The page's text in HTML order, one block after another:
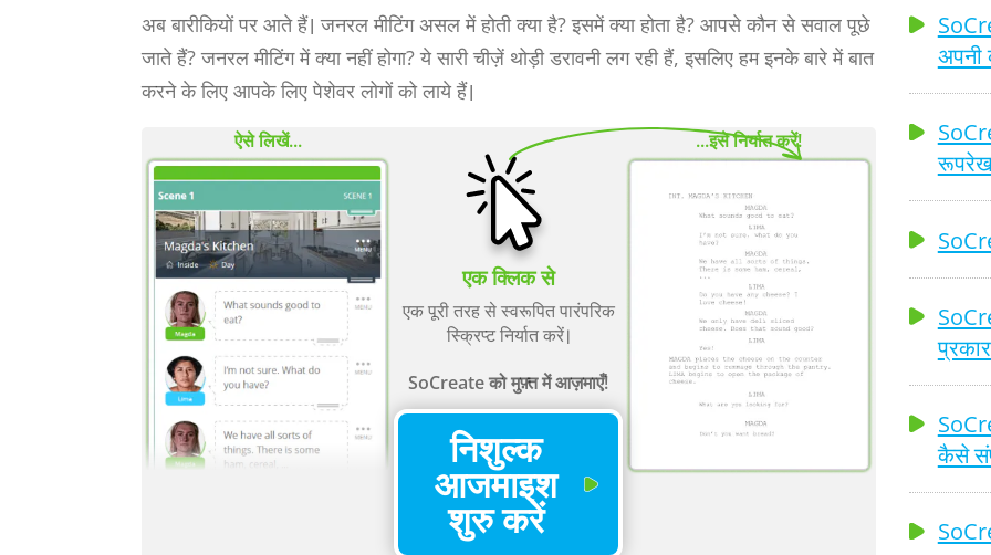
अब बारीकियों पर आते हैं। जनरल मीटिंग असल में होती क्या है? इसमें क्या होता है? आपसे कौन से सवाल पूछे
जाते हैं? जनरल मीटिंग में क्या नहीं होगा? ये सारी चीज़ें थोड़ी डरावनी लग रही हैं, इसलिए हम इनके बारे में बात
करने के लिए आपके लिए पेशेवर लोगों को लाये हैं।
एक क्लिक से
एक पूरी तरह से स्वरूपित पारंपरिक
स्क्रिप्ट निर्यात करें।
SoCreate को मुफ़्त में आज़माएँ!
निशुल्क
आजमाइश
शुरु करें
ऐसे लिखें... ...इसे निर्यात करें!
अपनी
कैसे